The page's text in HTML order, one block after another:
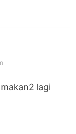
lagi